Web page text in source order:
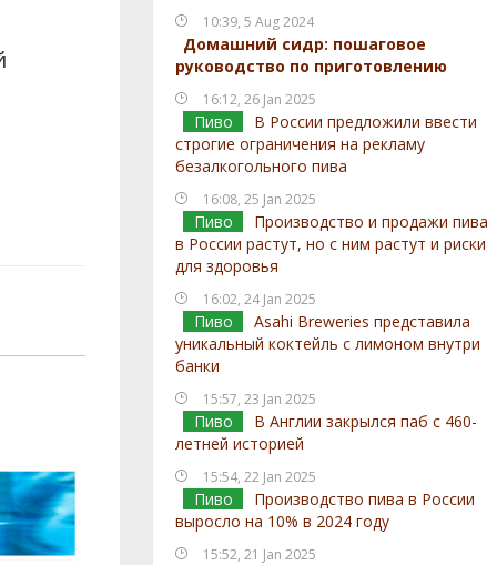
10:39, 5 Aug 2024
Домашний сидр: пошаговое
руководство по приготовлению
16:12, 26 Jan 2025
Пиво
В России предложили ввести
строгие ограничения на рекламу
безалкогольного пива
16:08, 25 Jan 2025
Пиво
Производство и продажи пива
в России растут, но с ним растут и риски
для здоровья
16:02, 24 Jan 2025
Пиво
Asahi Breweries представила
уникальный коктейль с лимоном внутри
банки
15:57, 23 Jan 2025
Пиво
В Англии закрылся паб с 460-
летней историей
15:54, 22 Jan 2025
Пиво
Производство пива в России
выросло на 10% в 2024 году
15:52, 21 Jan 2025